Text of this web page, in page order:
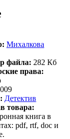
Михалкова
файла: 282 Кб
права:
Детектив
товара:
книга в
pdf, rtf, doc и